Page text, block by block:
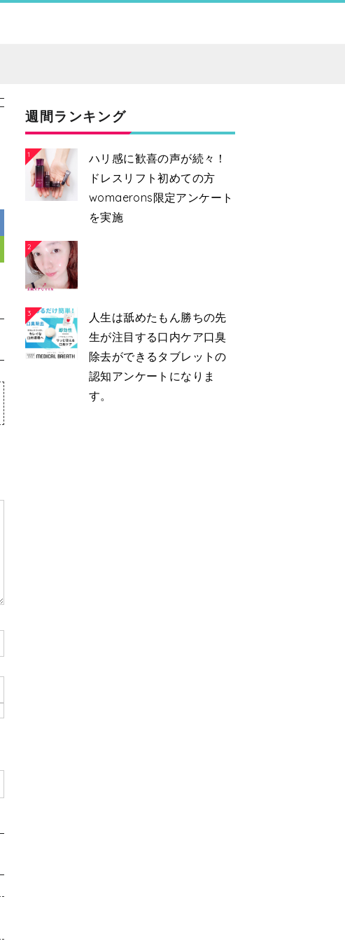
週間ランキング
1
ハリ感に歓喜の声が続々！
ドレスリフト初めての方
womaerons限定アンケート
を実施
2
3
人生は舐めたもん勝ちの先
生が注目する口内ケア口臭
除去ができるタブレットの
認知アンケートになりま
す。